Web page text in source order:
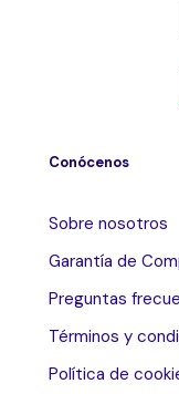
Conócenos
Sobre nosotros
Garantía de
Preguntas
Términos y
Política de